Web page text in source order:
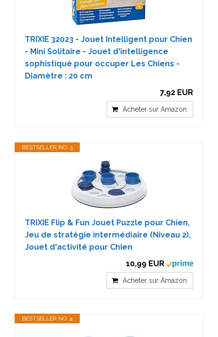
TRIXIE 32023 - Jouet Intelligent pour Chien
- Mini Solitaire - Jouet d'intelligence
sophistiqué pour occuper Les Chiens -
Diamètre : 20 cm
7,92 EUR
Acheter sur Amazon
BESTSELLER NO. 3
TRIXIE Flip & Fun Jouet Puzzle pour Chien,
Jeu de stratégie intermédiaire (Niveau 2),
Jouet d'activité pour Chien
10,99 EUR
Acheter sur Amazon
BESTSELLER NO. 4